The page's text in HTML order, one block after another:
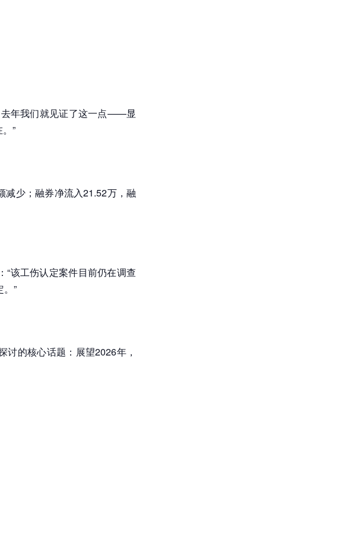
去年我们就见证了这一点——显
”
减少；融券净流入21.52万，融
该工伤认定案件目前仍在调查
”
的核心话题：展望2026年，